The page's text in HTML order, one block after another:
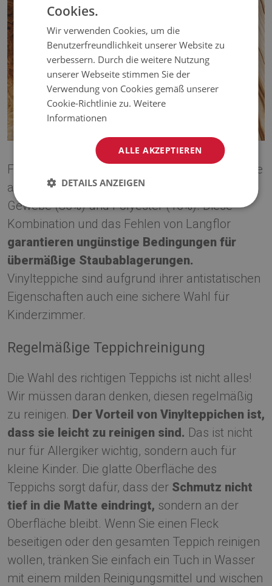
Für Allergiker empfehlen wir,
, die
aus einem Kunststoffmaterial bestehen - PVC-
Gewebe (85%) und Polyester (15%). Diese
Kombination und das Fehlen von Langflor
garantieren ungünstige Bedingungen für
übermäßige Staubablagerungen.
Vinylteppiche sind aufgrund ihrer antistatischen
Eigenschaften auch eine sichere Wahl für
Kinderzimmer.
Regelmäßige Teppichreinigung
Die Wahl des richtigen Teppichs ist nicht alles!
Wir müssen daran denken, diesen regelmäßig
zu reinigen. Der Vorteil von Vinylteppichen ist,
dass sie leicht zu reinigen sind. Das ist nicht
nur für Allergiker wichtig, sondern auch für
kleine Kinder. Die glatte Oberfläche des
Teppichs sorgt dafür, dass der Schmutz nicht
tief in die Matte eindringt, sondern an der
Oberfläche bleibt. Wenn Sie einen Fleck
beseitigen oder den gesamten Teppich reinigen
wollen, tränken Sie einfach ein Tuch in Wasser
mit einem milden Reinigungsmittel und wischen
Cookies.
Wir verwenden Cookies, um die
Benutzerfreundlichkeit unserer Website zu
verbessern. Durch die weitere Nutzung
unserer Webseite stimmen Sie der
Verwendung von Cookies gemäß unserer
Cookie-Richtlinie zu.Weitere
Informationen
ALLE AKZEPTIEREN
DETAILS ANZEIGEN